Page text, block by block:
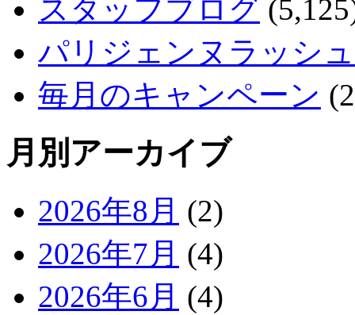
スタッフブログ
パリジェンヌラッシ
毎月のキャンペーン
月別アーカイブ
2026年8月 (2)
2026年7月 (4)
2026年6月 (4)